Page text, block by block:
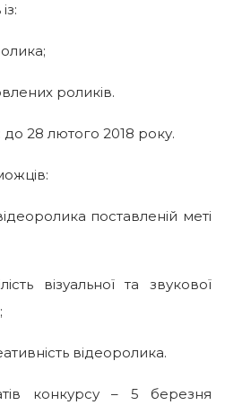
роликів.
28 лютого 2018 року.
поставленій меті
та звукової
відеоролика.
конкурсу – 5 березня